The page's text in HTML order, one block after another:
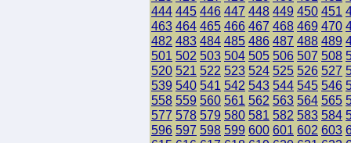
444 445 446 447 448 449 450 451
463 464 465 466 467 468 469 470
482 483 484 485 486 487 488 489
501 502 503 504 505 506 507 508
520 521 522 523 524 525 526 527
539 540 541 542 543 544 545 546
558 559 560 561 562 563 564 565
577 578 579 580 581 582 583 584
596 597 598 599 600 601 602 603